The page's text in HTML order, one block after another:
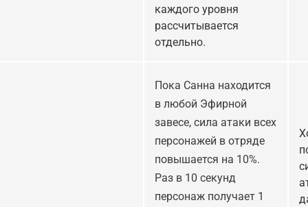
каждого уровня
рассчитывается
отдельно.
Пока Санна находится
в любой Эфирной
завесе, сила атаки всех
персонажей в отряде
повышается на 10%.
Раз в 10 секунд
персонаж получает 1